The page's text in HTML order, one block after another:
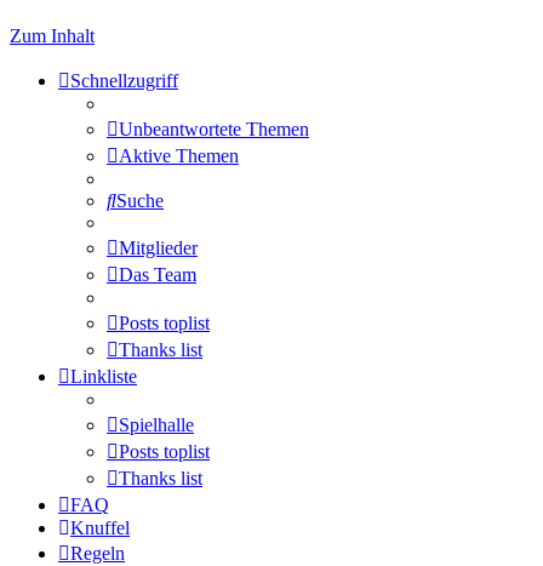
Zum Inhalt
Schnellzugriff
Unbeantwortete Themen
Aktive Themen
Suche
Mitglieder
Das Team
Posts toplist
Thanks list
Linkliste
Spielhalle
Posts toplist
Thanks list
FAQ
Knuffel
Regeln